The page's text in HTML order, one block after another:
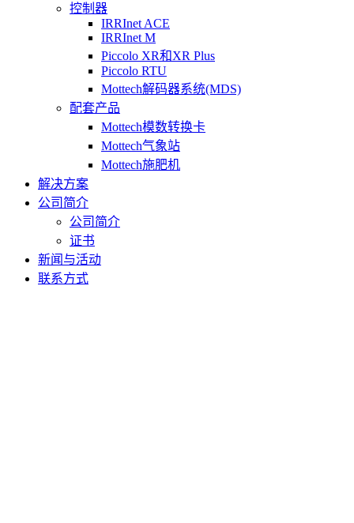
控制器
IRRInet ACE
IRRInet M
Piccolo XR和XR Plus
Piccolo RTU
Mottech解码器系统(MDS)
配套产品
Mottech模数转换卡
Mottech气象站
Mottech施肥机
解决方案
公司简介
公司简介
证书
新闻与活动
联系方式